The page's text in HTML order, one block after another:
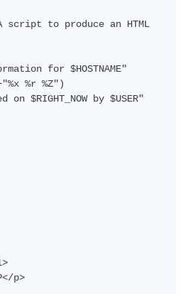
script to produce an HTML
for $HOSTNAME"
%r %Z")
on $RIGHT_NOW by $USER"